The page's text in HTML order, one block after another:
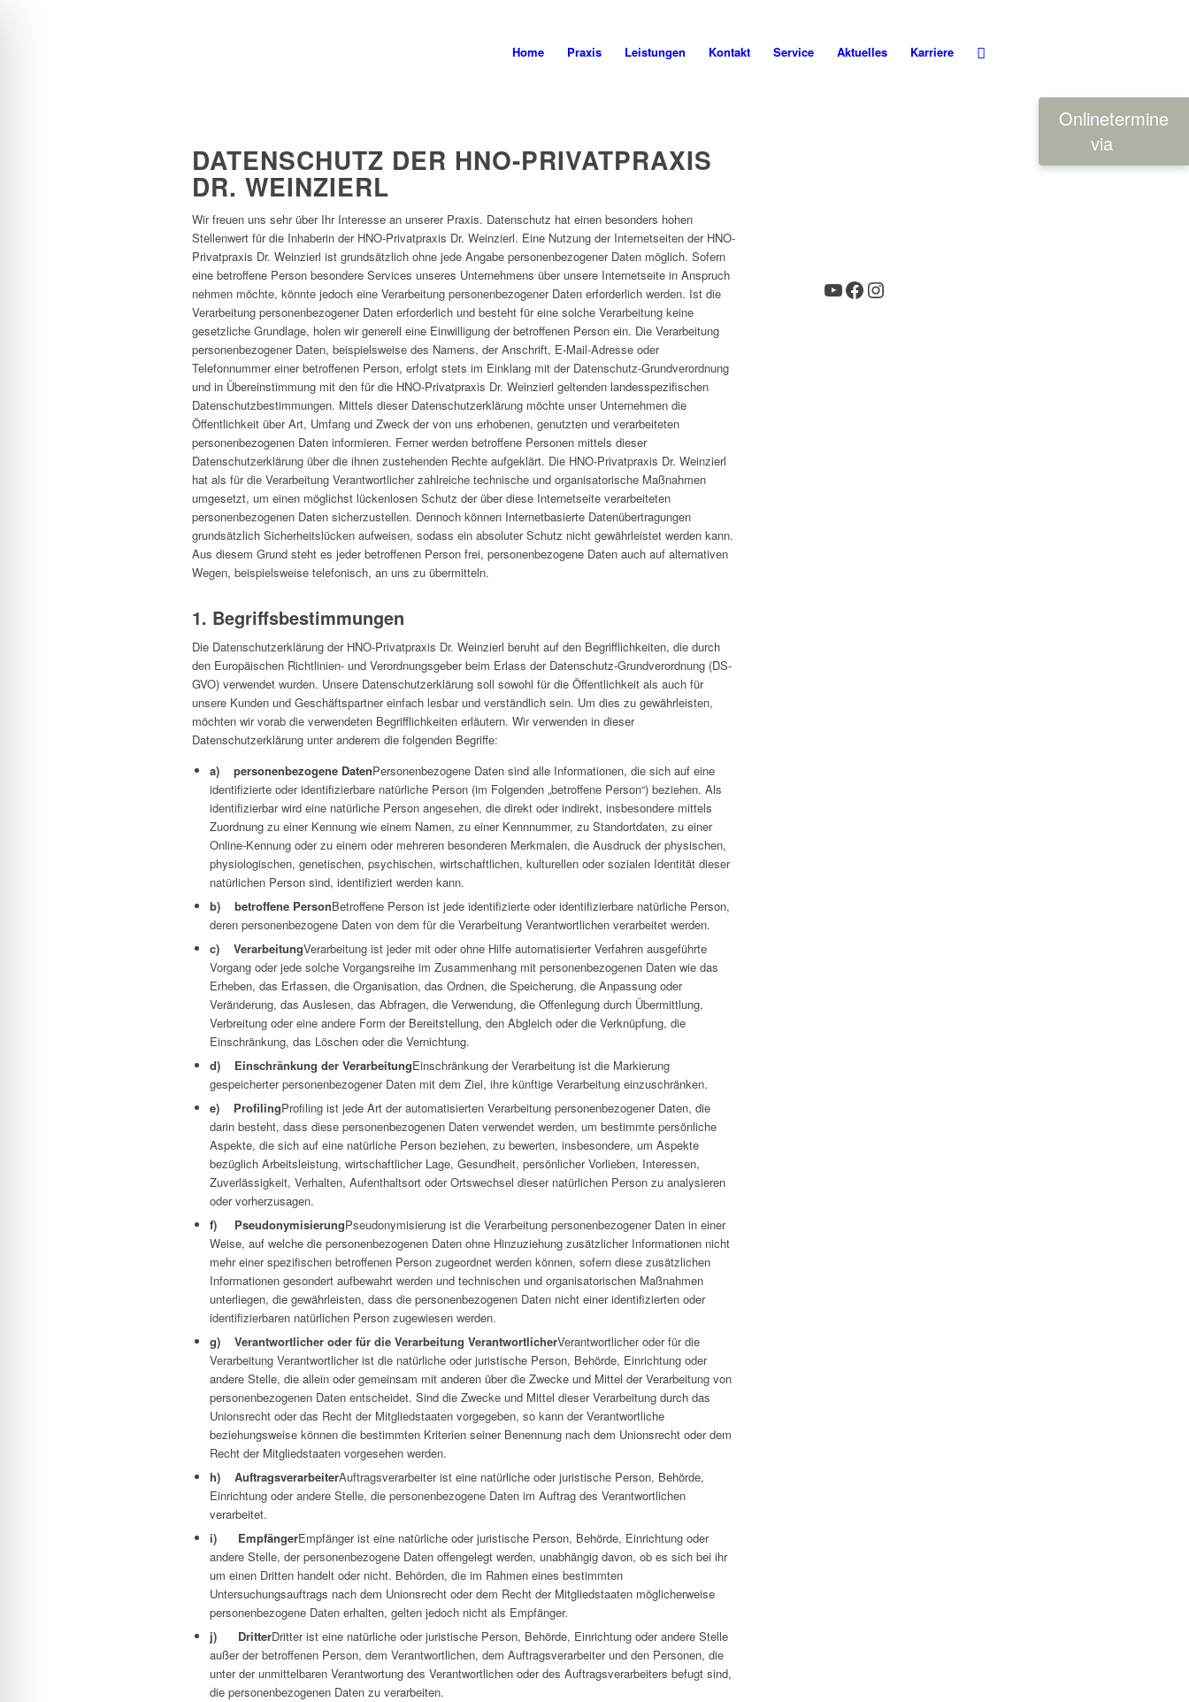
Home Praxis Leistungen Kontakt Service Aktuelles Karriere
DATENSCHUTZ DER HNO-PRIVATPRAXIS
DR. WEINZIERL
Wir freuen uns sehr über Ihr Interesse an unserer Praxis. Datenschutz hat einen besonders hohen
Stellenwert für die Inhaberin der HNO-Privatpraxis Dr. Weinzierl. Eine Nutzung der Internetseiten der HNO-
Privatpraxis Dr. Weinzierl ist grundsätzlich ohne jede Angabe personenbezogener Daten möglich. Sofern
eine betroffene Person besondere Services unseres Unternehmens über unsere Internetseite in Anspruch
nehmen möchte, könnte jedoch eine Verarbeitung personenbezogener Daten erforderlich werden. Ist die
Verarbeitung personenbezogener Daten erforderlich und besteht für eine solche Verarbeitung keine
gesetzliche Grundlage, holen wir generell eine Einwilligung der betroffenen Person ein. Die Verarbeitung
personenbezogener Daten, beispielsweise des Namens, der Anschrift, E-Mail-Adresse oder
Telefonnummer einer betroffenen Person, erfolgt stets im Einklang mit der Datenschutz-Grundverordnung
und in Übereinstimmung mit den für die HNO-Privatpraxis Dr. Weinzierl geltenden landesspezifischen
Datenschutzbestimmungen. Mittels dieser Datenschutzerklärung möchte unser Unternehmen die
Öffentlichkeit über Art, Umfang und Zweck der von uns erhobenen, genutzten und verarbeiteten
personenbezogenen Daten informieren. Ferner werden betroffene Personen mittels dieser
Datenschutzerklärung über die ihnen zustehenden Rechte aufgeklärt. Die HNO-Privatpraxis Dr. Weinzierl
hat als für die Verarbeitung Verantwortlicher zahlreiche technische und organisatorische Maßnahmen
umgesetzt, um einen möglichst lückenlosen Schutz der über diese Internetseite verarbeiteten
personenbezogenen Daten sicherzustellen. Dennoch können Internetbasierte Datenübertragungen
grundsätzlich Sicherheitslücken aufweisen, sodass ein absoluter Schutz nicht gewährleistet werden kann.
Aus diesem Grund steht es jeder betroffenen Person frei, personenbezogene Daten auch auf alternativen
Wegen, beispielsweise telefonisch, an uns zu übermitteln.
1. Begriffsbestimmungen
Die Datenschutzerklärung der HNO-Privatpraxis Dr. Weinzierl beruht auf den Begrifflichkeiten, die durch
den Europäischen Richtlinien- und Verordnungsgeber beim Erlass der Datenschutz-Grundverordnung (DS-
GVO) verwendet wurden. Unsere Datenschutzerklärung soll sowohl für die Öffentlichkeit als auch für
unsere Kunden und Geschäftspartner einfach lesbar und verständlich sein. Um dies zu gewährleisten,
möchten wir vorab die verwendeten Begrifflichkeiten erläutern. Wir verwenden in dieser
Datenschutzerklärung unter anderem die folgenden Begriffe:
a) personenbezogene DatenPersonenbezogene Daten sind alle Informationen, die sich auf eine
identifizierte oder identifizierbare natürliche Person (im Folgenden „betroffene Person“) beziehen. Als
identifizierbar wird eine natürliche Person angesehen, die direkt oder indirekt, insbesondere mittels
Zuordnung zu einer Kennung wie einem Namen, zu einer Kennnummer, zu Standortdaten, zu einer
Online-Kennung oder zu einem oder mehreren besonderen Merkmalen, die Ausdruck der physischen,
physiologischen, genetischen, psychischen, wirtschaftlichen, kulturellen oder sozialen Identität dieser
natürlichen Person sind, identifiziert werden kann.
b) betroffene PersonBetroffene Person ist jede identifizierte oder identifizierbare natürliche Person,
deren personenbezogene Daten von dem für die Verarbeitung Verantwortlichen verarbeitet werden.
c) VerarbeitungVerarbeitung ist jeder mit oder ohne Hilfe automatisierter Verfahren ausgeführte
Vorgang oder jede solche Vorgangsreihe im Zusammenhang mit personenbezogenen Daten wie das
Erheben, das Erfassen, die Organisation, das Ordnen, die Speicherung, die Anpassung oder
Veränderung, das Auslesen, das Abfragen, die Verwendung, die Offenlegung durch Übermittlung,
Verbreitung oder eine andere Form der Bereitstellung, den Abgleich oder die Verknüpfung, die
Einschränkung, das Löschen oder die Vernichtung.
d) Einschränkung der VerarbeitungEinschränkung der Verarbeitung ist die Markierung
gespeicherter personenbezogener Daten mit dem Ziel, ihre künftige Verarbeitung einzuschränken.
e) ProfilingProfiling ist jede Art der automatisierten Verarbeitung personenbezogener Daten, die
darin besteht, dass diese personenbezogenen Daten verwendet werden, um bestimmte persönliche
Aspekte, die sich auf eine natürliche Person beziehen, zu bewerten, insbesondere, um Aspekte
bezüglich Arbeitsleistung, wirtschaftlicher Lage, Gesundheit, persönlicher Vorlieben, Interessen,
Zuverlässigkeit, Verhalten, Aufenthaltsort oder Ortswechsel dieser natürlichen Person zu analysieren
oder vorherzusagen.
f) PseudonymisierungPseudonymisierung ist die Verarbeitung personenbezogener Daten in einer
Weise, auf welche die personenbezogenen Daten ohne Hinzuziehung zusätzlicher Informationen nicht
mehr einer spezifischen betroffenen Person zugeordnet werden können, sofern diese zusätzlichen
Informationen gesondert aufbewahrt werden und technischen und organisatorischen Maßnahmen
unterliegen, die gewährleisten, dass die personenbezogenen Daten nicht einer identifizierten oder
identifizierbaren natürlichen Person zugewiesen werden.
g) Verantwortlicher oder für die Verarbeitung VerantwortlicherVerantwortlicher oder für die
Verarbeitung Verantwortlicher ist die natürliche oder juristische Person, Behörde, Einrichtung oder
andere Stelle, die allein oder gemeinsam mit anderen über die Zwecke und Mittel der Verarbeitung von
personenbezogenen Daten entscheidet. Sind die Zwecke und Mittel dieser Verarbeitung durch das
Unionsrecht oder das Recht der Mitgliedstaaten vorgegeben, so kann der Verantwortliche
beziehungsweise können die bestimmten Kriterien seiner Benennung nach dem Unionsrecht oder dem
Recht der Mitgliedstaaten vorgesehen werden.
h) AuftragsverarbeiterAuftragsverarbeiter ist eine natürliche oder juristische Person, Behörde,
Einrichtung oder andere Stelle, die personenbezogene Daten im Auftrag des Verantwortlichen
verarbeitet.
i) EmpfängerEmpfänger ist eine natürliche oder juristische Person, Behörde, Einrichtung oder
andere Stelle, der personenbezogene Daten offengelegt werden, unabhängig davon, ob es sich bei ihr
um einen Dritten handelt oder nicht. Behörden, die im Rahmen eines bestimmten
Untersuchungsauftrags nach dem Unionsrecht oder dem Recht der Mitgliedstaaten möglicherweise
personenbezogene Daten erhalten, gelten jedoch nicht als Empfänger.
j) DritterDritter ist eine natürliche oder juristische Person, Behörde, Einrichtung oder andere Stelle
außer der betroffenen Person, dem Verantwortlichen, dem Auftragsverarbeiter und den Personen, die
unter der unmittelbaren Verantwortung des Verantwortlichen oder des Auftragsverarbeiters befugt sind,
die personenbezogenen Daten zu verarbeiten.
Onlinetermine
via
YouTube
Facebook
Instagram